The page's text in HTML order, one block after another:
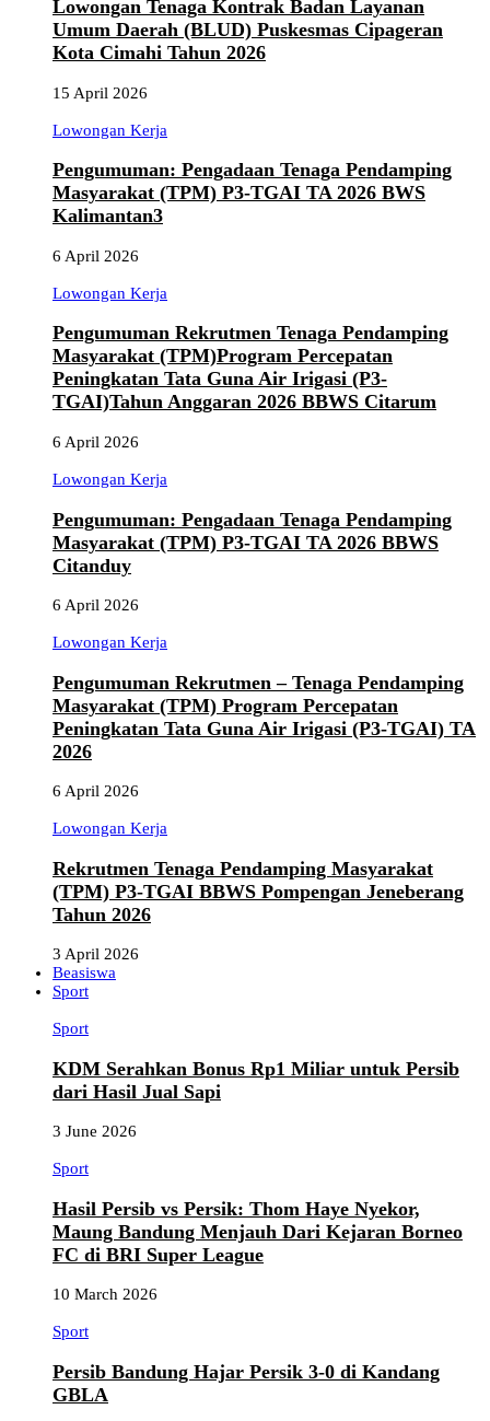
Lowongan Tenaga Kontrak Badan Layanan
Umum Daerah (BLUD) Puskesmas Cipageran
Kota Cimahi Tahun 2026
15 April 2026
Lowongan Kerja
Pengumuman: Pengadaan Tenaga Pendamping
Masyarakat (TPM) P3-TGAI TA 2026 BWS
Kalimantan3
6 April 2026
Lowongan Kerja
Pengumuman Rekrutmen Tenaga Pendamping
Masyarakat (TPM)Program Percepatan
Peningkatan Tata Guna Air Irigasi (P3-
TGAI)Tahun Anggaran 2026 BBWS Citarum
6 April 2026
Lowongan Kerja
Pengumuman: Pengadaan Tenaga Pendamping
Masyarakat (TPM) P3-TGAI TA 2026 BBWS
Citanduy
6 April 2026
Lowongan Kerja
Pengumuman Rekrutmen – Tenaga Pendamping
Masyarakat (TPM) Program Percepatan
Peningkatan Tata Guna Air Irigasi (P3-TGAI) TA
2026
6 April 2026
Lowongan Kerja
Rekrutmen Tenaga Pendamping Masyarakat
(TPM) P3-TGAI BBWS Pompengan Jeneberang
Tahun 2026
3 April 2026
Beasiswa
Sport
Sport
KDM Serahkan Bonus Rp1 Miliar untuk Persib
dari Hasil Jual Sapi
3 June 2026
Sport
Hasil Persib vs Persik: Thom Haye Nyekor,
Maung Bandung Menjauh Dari Kejaran Borneo
FC di BRI Super League
10 March 2026
Sport
Persib Bandung Hajar Persik 3-0 di Kandang
GBLA